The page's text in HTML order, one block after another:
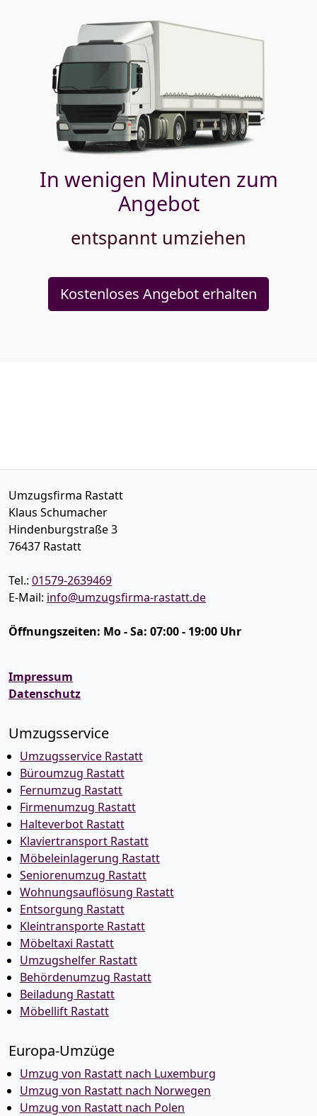
In wenigen Minuten zum
Angebot
entspannt umziehen
Kostenloses Angebot erhalten
Umzugsfirma Rastatt
Klaus Schumacher
Hindenburgstraße 3
76437 Rastatt
Tel.: 01579-2639469
E-Mail: info@umzugsfirma-rastatt.de
Öffnungszeiten: Mo - Sa: 07:00 - 19:00 Uhr
Impressum
Datenschutz
Umzugsservice
Umzugsservice Rastatt
Büroumzug Rastatt
Fernumzug Rastatt
Firmenumzug Rastatt
Halteverbot Rastatt
Klaviertransport Rastatt
Möbeleinlagerung Rastatt
Seniorenumzug Rastatt
Wohnungsauflösung Rastatt
Entsorgung Rastatt
Kleintransporte Rastatt
Möbeltaxi Rastatt
Umzugshelfer Rastatt
Behördenumzug Rastatt
Beiladung Rastatt
Möbellift Rastatt
Europa-Umzüge
Umzug von Rastatt nach Luxemburg
Umzug von Rastatt nach Norwegen
Umzug von Rastatt nach Polen